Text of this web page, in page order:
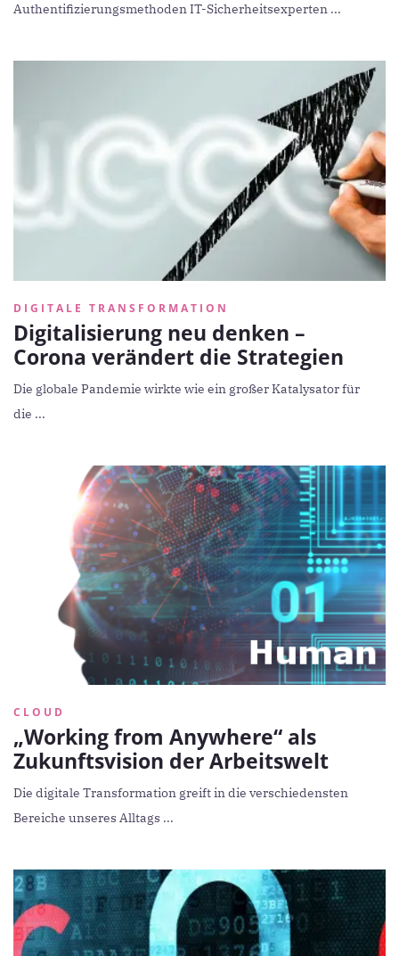
Authentifizierungsmethoden IT-Sicherheitsexperten ...
DIGITALE TRANSFORMATION
Digitalisierung neu denken –
Corona verändert die Strategien
Die globale Pandemie wirkte wie ein großer Katalysator für
die ...
CLOUD
„Working from Anywhere“ als
Zukunftsvision der Arbeitswelt
Die digitale Transformation greift in die verschiedensten
Bereiche unseres Alltags ...